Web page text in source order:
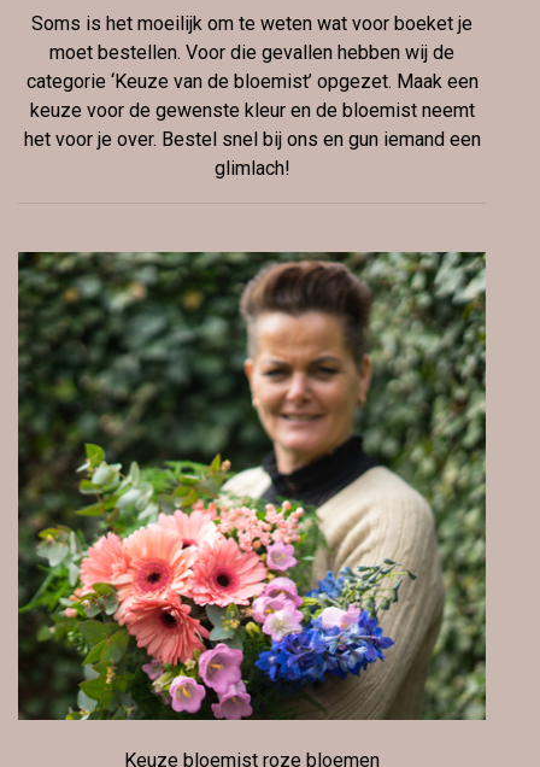
Soms is het moeilijk om te weten wat voor boeket je
moet bestellen. Voor die gevallen hebben wij de
categorie ‘Keuze van de bloemist’ opgezet. Maak een
keuze voor de gewenste kleur en de bloemist neemt
het voor je over. Bestel snel bij ons en gun iemand een
glimlach!
Keuze bloemist roze bloemen